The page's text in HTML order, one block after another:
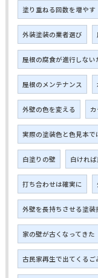
塗り重ねる回数を増やす
外装塗装の業者選び
屋根の腐食が進行しない
屋根のメンテナンス
外壁の色を変える
実際の塗装色と色見本で
白塗りの壁 白けれ
打ち合わせは確実に
外壁を長持ちさせる塗装
家の壁が古くなってきた
古民家再生で出てくるご